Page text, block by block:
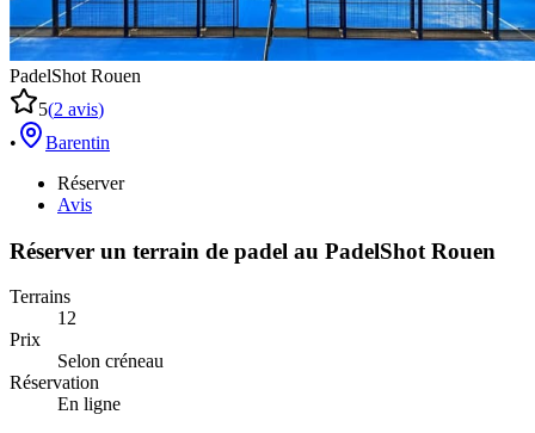
PadelShot Rouen
5(2 avis)
•
Barentin
Réserver
Avis
Réserver un terrain de padel au PadelShot Rouen
Terrains
12
Prix
Selon créneau
Réservation
En ligne